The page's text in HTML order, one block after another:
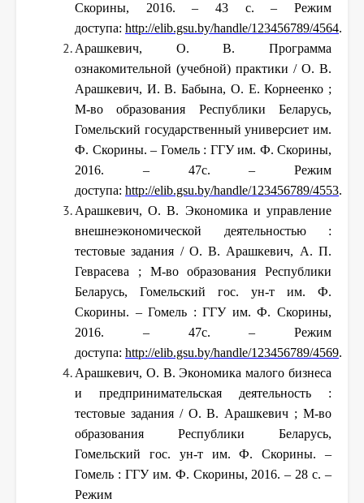
Скорины, 2016. – 43 с. – Режим
доступа: http://elib.gsu.by/handle/123456789/4564.
Арашкевич, О. В. Программа
ознакомительной (учебной) практики / О. В.
Арашкевич, И. В. Бабына, О. Е. Корнеенко ;
М-во образования Республики Беларусь,
Гомельский государственный универсиет им.
Ф. Скорины. – Гомель : ГГУ им. Ф. Скорины,
2016. – 47с. – Режим
доступа: http://elib.gsu.by/handle/123456789/4553.
Арашкевич, О. В. Экономика и управление
внешнеэкономической деятельностью :
тестовые задания / О. В. Арашкевич, А. П.
Геврасева ; М-во образования Республики
Беларусь, Гомельский гос. ун-т им. Ф.
Скорины. – Гомель : ГГУ им. Ф. Скорины,
2016. – 47с. – Режим
доступа: http://elib.gsu.by/handle/123456789/4569.
Арашкевич, О. В. Экономика малого бизнеса
и предпринимательская деятельность :
тестовые задания / О. В. Арашкевич ; М-во
образования Республики Беларусь,
Гомельский гос. ун-т им. Ф. Скорины. –
Гомель : ГГУ им. Ф. Скорины, 2016. – 28 с. –
Режим